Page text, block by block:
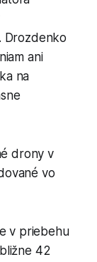
Drozdenko
ani
na
drony v
vo
v priebehu
42